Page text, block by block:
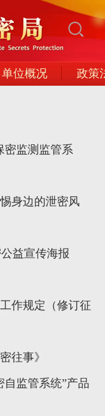
单位概况 政策
密监测监管系
身边的泄密风
益宣传海报
作规定（修订征
往事》
自监管系统”产品